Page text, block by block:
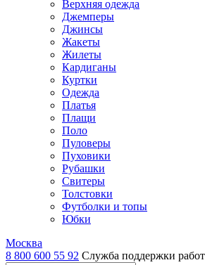
Верхняя одежда
Джемперы
Джинсы
Жакеты
Жилеты
Кардиганы
Куртки
Одежда
Платья
Плащи
Поло
Пуловеры
Пуховики
Рубашки
Свитеры
Толстовки
Футболки и топы
Юбки
Москва
8 800 600 55 92 Служба поддержки